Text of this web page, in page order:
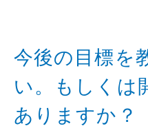
今後の目標を
い。もしくは
ありますか？